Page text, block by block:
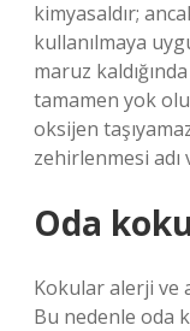
kimyasaldır;
kullanılmaya
maruz
tamamen yok
oksijen
zehirlenmesi
Oda
Kokular alerji ve
Bu nedenle oda